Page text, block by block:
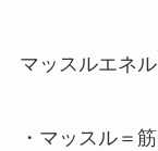
マッスルエネ
・マッスル＝